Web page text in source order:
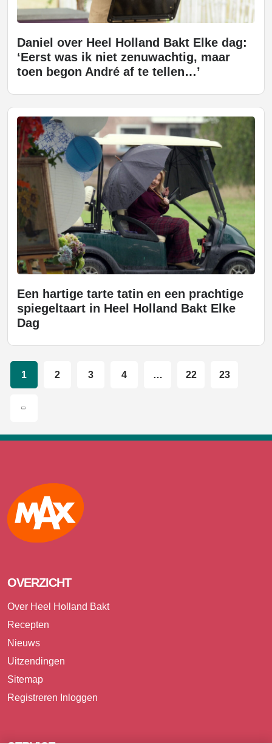
Daniel over Heel Holland Bakt Elke dag:
‘Eerst was ik niet zenuwachtig, maar
toen begon André af te tellen…’
Een hartige tarte tatin en een prachtige
spiegeltaart in Heel Holland Bakt Elke
Dag
1 2 3 4 … 22 23
Max
OVERZICHT
Over Heel Holland Bakt
Recepten
Nieuws
Uitzendingen
Sitemap
Registreren Inloggen